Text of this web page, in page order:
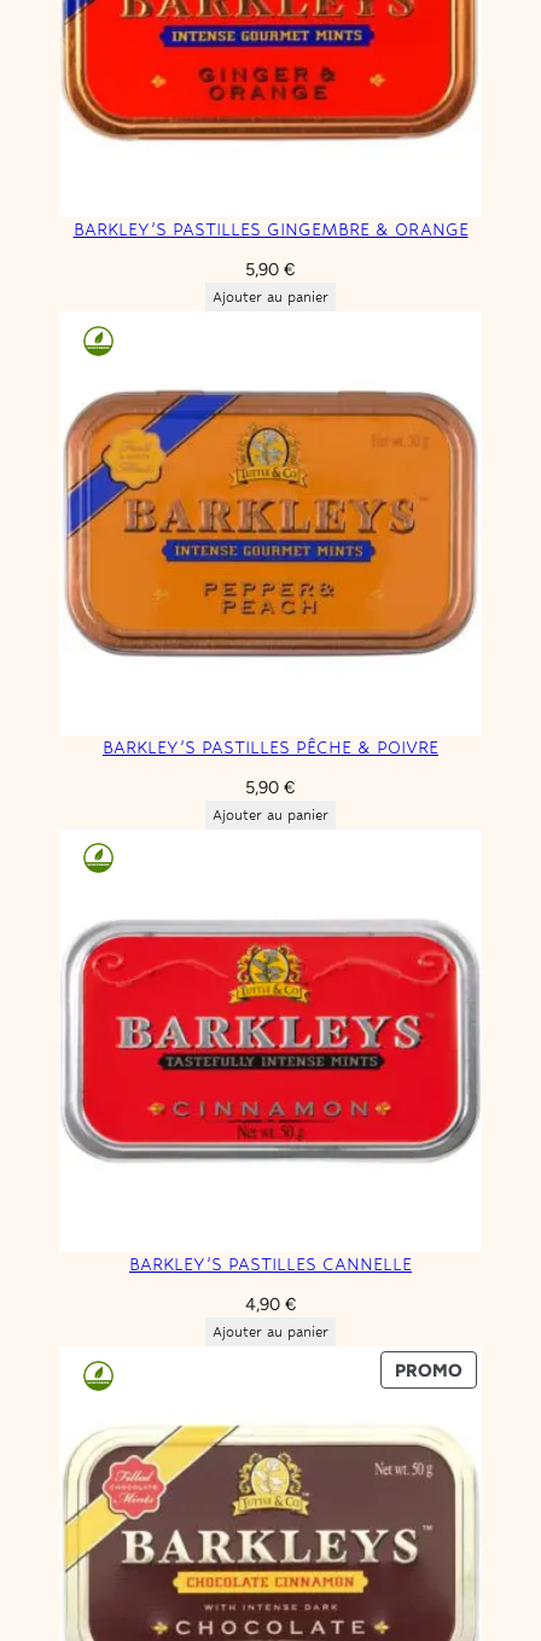
BARKLEY’S PASTILLES GINGEMBRE & ORANGE
5,90 €
Ajouter au panier
BARKLEY’S PASTILLES PÊCHE & POIVRE
5,90 €
Ajouter au panier
BARKLEY’S PASTILLES CANNELLE
4,90 €
Ajouter au panier
PROMOPRODUIT
EN